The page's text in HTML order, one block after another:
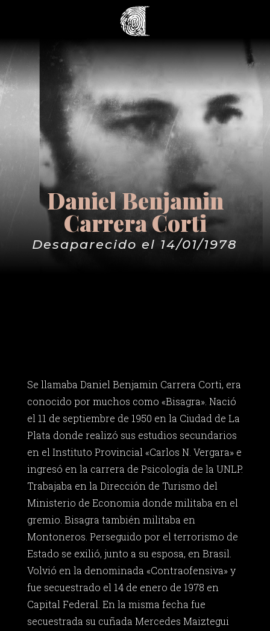
Daniel Benjamin
Carrera Corti
Desaparecido el 14/01/1978
Se llamaba Daniel Benjamin Carrera Corti, era
conocido por muchos como «Bisagra». Nació
el 11 de septiembre de 1950 en la Ciudad de La
Plata donde realizó sus estudios secundarios
en el Instituto Provincial «Carlos N. Vergara» e
ingresó en la carrera de Psicología de la UNLP.
Trabajaba en la Dirección de Turismo del
Ministerio de Economia donde militaba en el
gremio. Bisagra también militaba en
Montoneros. Perseguido por el terrorismo de
Estado se exilió, junto a su esposa, en Brasil.
Volvió en la denominada «Contraofensiva» y
fue secuestrado el 14 de enero de 1978 en
Capital Federal. En la misma fecha fue
secuestrada su cuñada Mercedes Maiztegui